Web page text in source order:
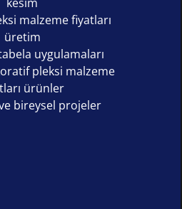
malzeme fiyatları
üretim
uygulamaları
pleksi malzeme
ürünler
bireysel projeler